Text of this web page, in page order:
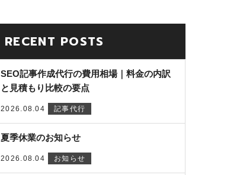
RECENT POSTS
SEO記事作成代行の費用相場｜料金の内訳
と見積もり比較の要点
2026.08.04 記事代行
夏季休業のお知らせ
2026.08.04 お知らせ